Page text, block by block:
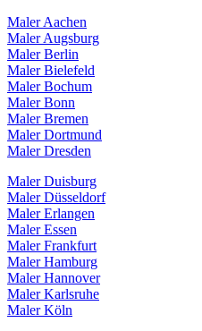
Maler Aachen
Maler Augsburg
Maler Berlin
Maler Bielefeld
Maler Bochum
Maler Bonn
Maler Bremen
Maler Dortmund
Maler Dresden
Maler Duisburg
Maler Düsseldorf
Maler Erlangen
Maler Essen
Maler Frankfurt
Maler Hamburg
Maler Hannover
Maler Karlsruhe
Maler Köln